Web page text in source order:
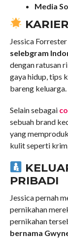
Media
Jessica
selebgram
dengan ratusan
gaya hidup, tips
bareng keluarga.
Selain sebagai
sebuah brand
yang
kulit seperti
PRIBADI
Jessica pernah
pernikahan
pernikahan
bernama